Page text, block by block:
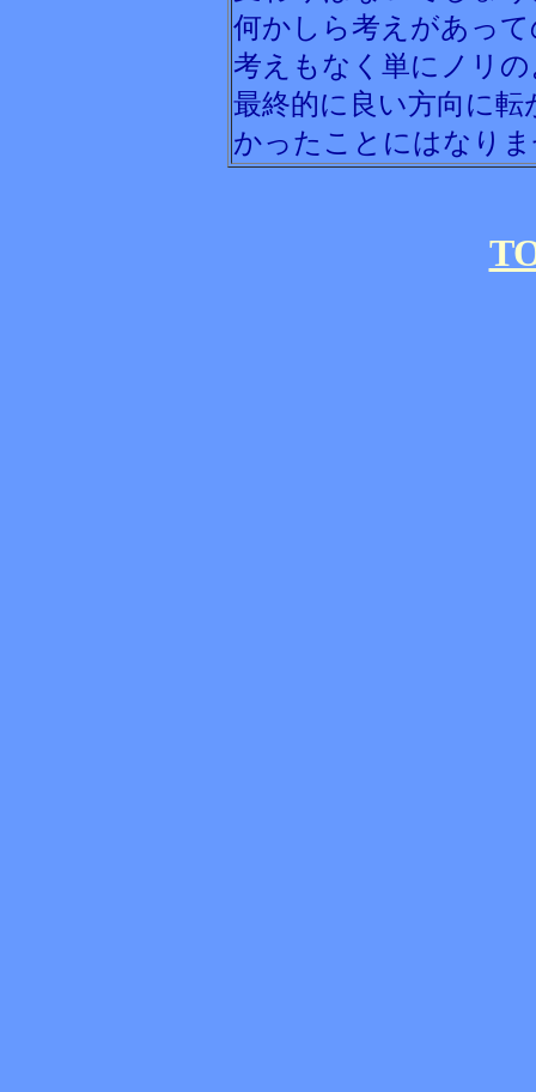
何かしら考えがあっ
考えもなく単にノリ
最終的に良い方向に
かったことにはなり